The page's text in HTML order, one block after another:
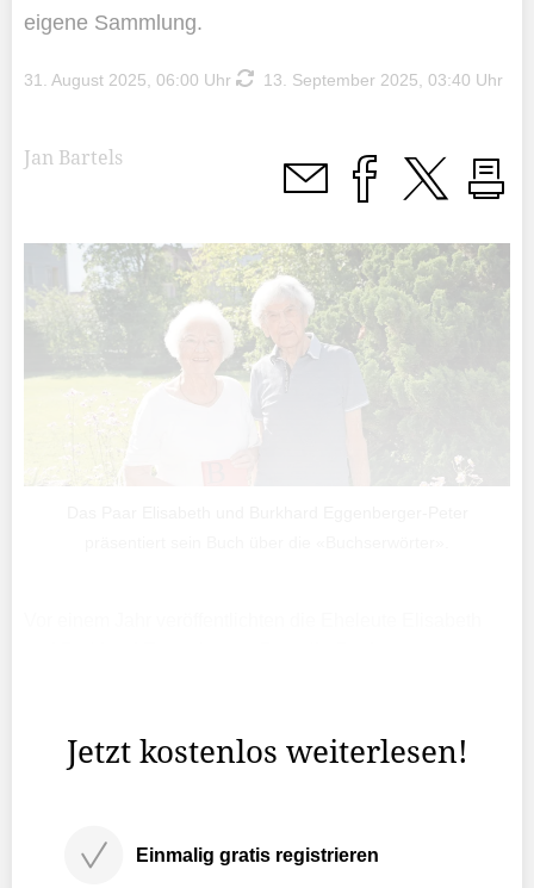
eigene Sammlung.
31. August 2025, 06:00 Uhr 13. September 2025, 03:40 Uhr
Jan Bartels
Jetzt kostenlos weiterlesen!
Einmalig gratis registrieren